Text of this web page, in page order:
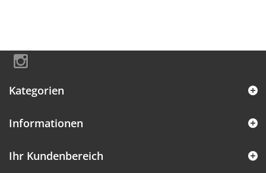
Kategorien
Informationen
Ihr Kundenbereich